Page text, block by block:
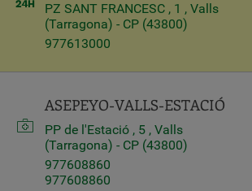
PZ SANT FRANCESC , 1 , Valls
(Tarragona) - CP (43800)
977613000
ASEPEYO-VALLS-ESTACIÓ
PP de l'Estació , 5 , Valls
(Tarragona) - CP (43800)
977608860
977608860